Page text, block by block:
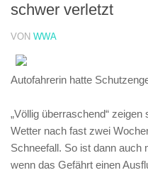
schwer verletzt
VON WWA
Autofahrerin hatte
„Völlig überraschend“
Wetter nach fast zwei
Schneefall. So ist dann auch
wenn das Gefährt einen